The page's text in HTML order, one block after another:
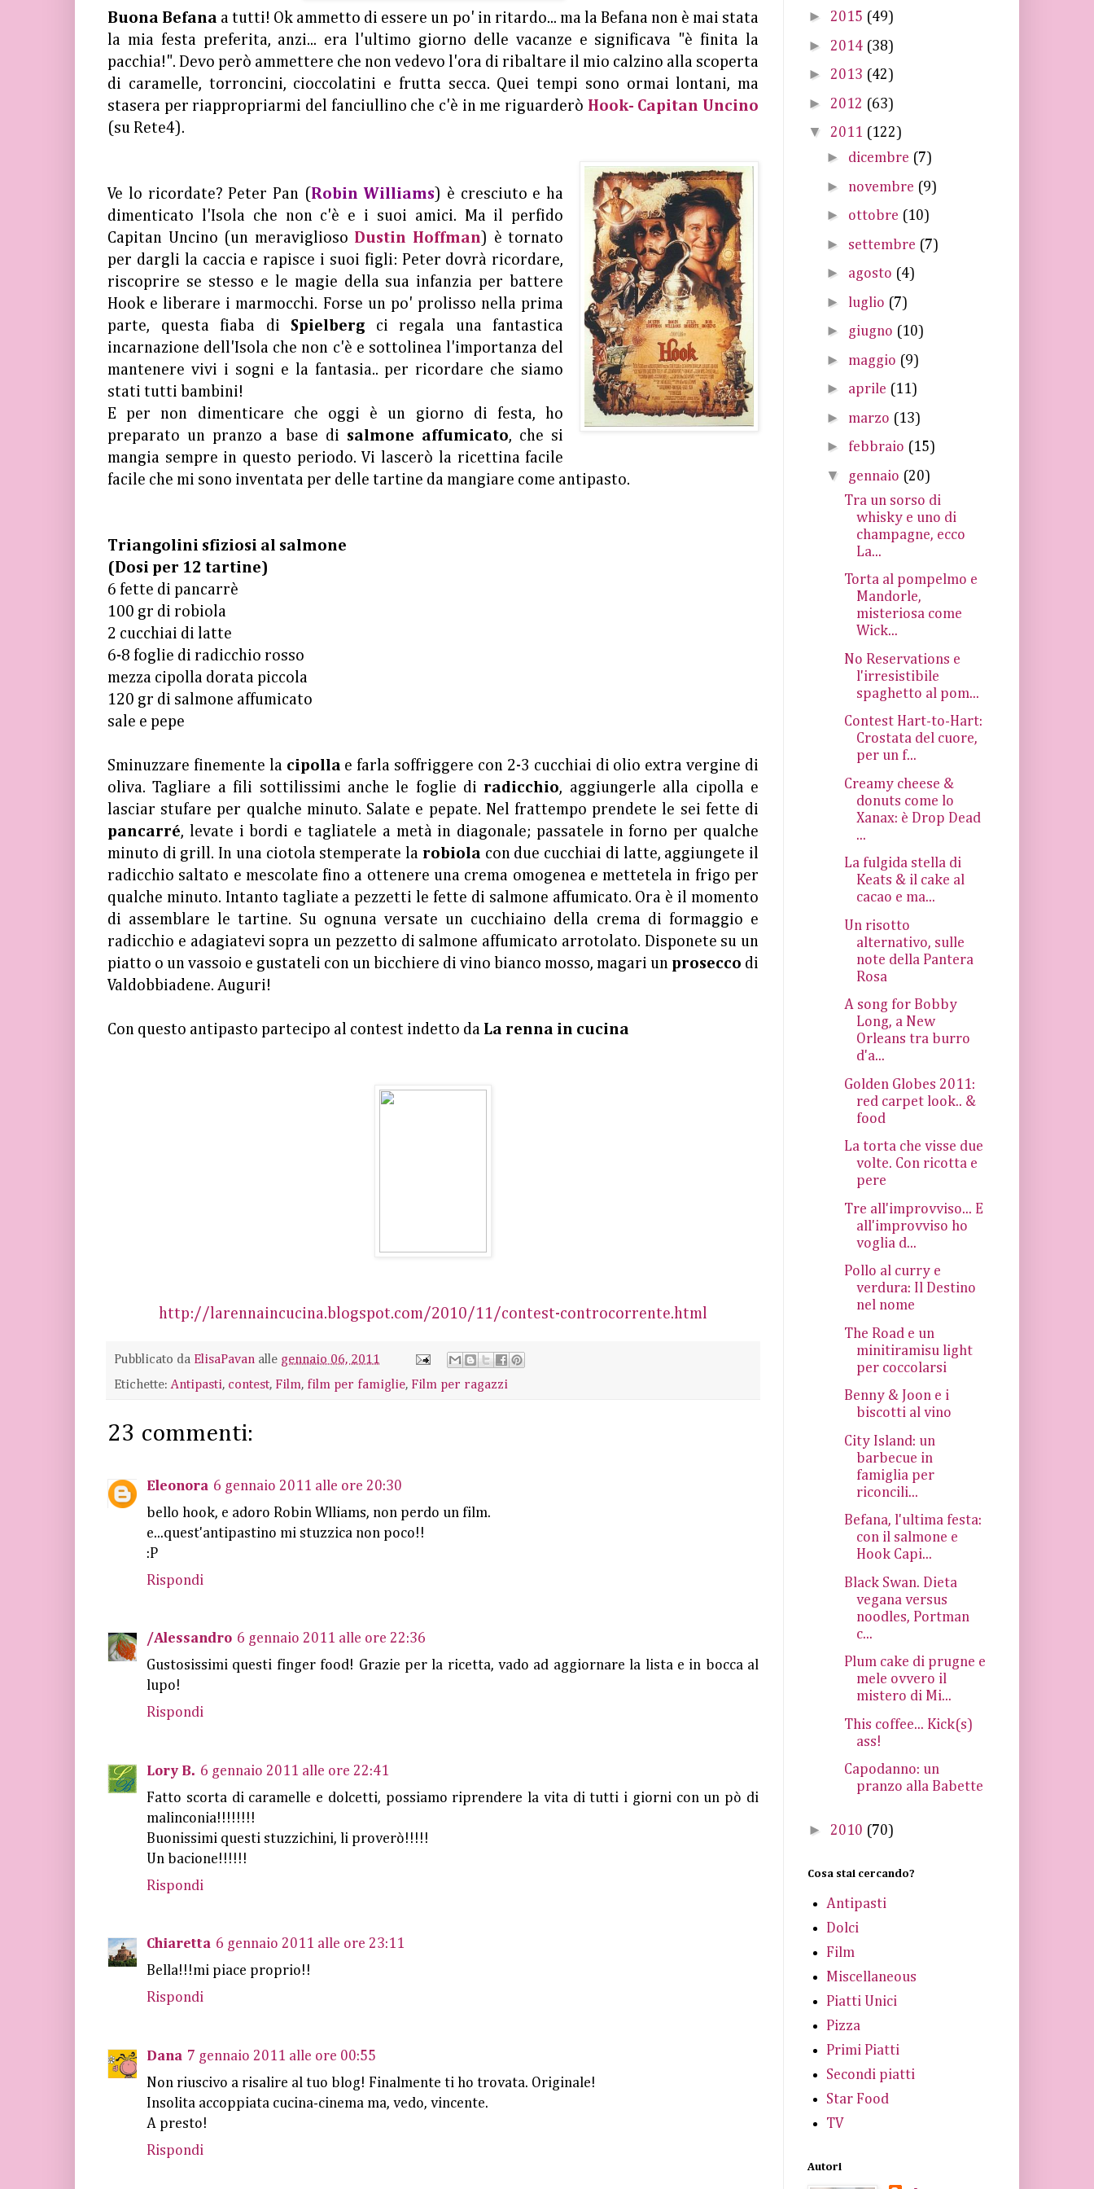
Buona Befana a tutti! Ok ammetto di essere un po' in ritardo... ma la Befana non è mai stata
la mia festa preferita, anzi... era l'ultimo giorno delle vacanze e significava "è finita la
pacchia!". Devo però ammettere che non vedevo l'ora di ribaltare il mio calzino alla scoperta
di caramelle, torroncini, cioccolatini e frutta secca. Quei tempi sono ormai lontani, ma
stasera per riappropriarmi del fanciullino che c'è in me riguarderò Hook- Capitan Uncino
(su Rete4).
Ve lo ricordate? Peter Pan ( Robin Williams ) è cresciuto e ha
dimenticato l'Isola che non c'è e i suoi amici. Ma il perfido
Capitan Uncino (un meraviglioso
Dustin Hoffman ) è tornato
per dargli la caccia e rapisce i suoi figli: Peter dovrà ricordare,
riscoprire se stesso e le magie della sua infanzia per battere
Hook e liberare i marmocchi. Forse un po' prolisso nella prima
parte, questa fiaba di Spielberg ci regala una fantastica
incarnazione dell'Isola che non c'è e sottolinea l'importanza del
mantenere vivi i sogni e la fantasia.. per ricordare che siamo
stati tutti bambini!
E per non dimenticare che oggi è un giorno di festa, ho
preparato un pranzo a base di salmone affumicato, che si
mangia sempre in questo periodo. Vi lascerò la ricettina facile
facile che mi sono inventata per delle tartine da mangiare come antipasto.
Triangolini sfiziosi al salmone
(Dosi per 12 tartine)
6 fette di pancarrè
100 gr di robiola
2 cucchiai di latte
6-8 foglie di radicchio rosso
mezza cipolla dorata piccola
120 gr di salmone affumicato
sale e pepe
Sminuzzare finemente la cipolla e farla soffriggere con 2-3 cucchiai di olio extra vergine di
oliva. Tagliare a fili sottilissimi anche le foglie di radicchio, aggiungerle alla cipolla e
lasciar stufare per qualche minuto. Salate e pepate. Nel frattempo prendete le sei fette di
pancarré, levate i bordi e tagliatele a metà in diagonale; passatele in forno per qualche
minuto di grill. In una ciotola stemperate la robiola con due cucchiai di latte, aggiungete il
radicchio saltato e mescolate fino a ottenere una crema omogenea e mettetela in frigo per
qualche minuto. Intanto tagliate a pezzetti le fette di salmone affumicato. Ora è il momento
di assemblare le tartine. Su ognuna versate un cucchiaino della crema di formaggio e
radicchio e adagiatevi sopra un pezzetto di salmone affumicato arrotolato. Disponete su un
piatto o un vassoio e gustateli con un bicchiere di vino bianco mosso, magari un prosecco di
Valdobbiadene. Auguri!
Con questo antipasto partecipo al contest indetto da La renna in cucina
http://larennaincucina.blogspot.com/2010/11/contest-controcorrente.html
Pubblicato da ElisaPavan alle gennaio 06, 2011
Etichette:Antipasti, contest, Film, film per famiglie, Film per ragazzi
23 commenti:
Eleonora 6 gennaio 2011 alle ore 20:30
bello hook, e adoro Robin Wlliams, non perdo un film.
e...quest'antipastino mi stuzzica non poco!!
:P
Rispondi
/Alessandro 6 gennaio 2011 alle ore 22:36
Gustosissimi questi finger food! Grazie per la ricetta, vado ad aggiornare la lista e in bocca al
lupo!
Rispondi
Lory B. 6 gennaio 2011 alle ore 22:41
Fatto scorta di caramelle e dolcetti, possiamo riprendere la vita di tutti i giorni con un pò di
malinconia!!!!!!!!
Buonissimi questi stuzzichini, li proverò!!!!!
Un bacione!!!!!!
Rispondi
Chiaretta 6 gennaio 2011 alle ore 23:11
Bella!!!mi piace proprio!!
Rispondi
Dana 7 gennaio 2011 alle ore 00:55
Non riuscivo a risalire al tuo blog! Finalmente ti ho trovata. Originale!
Insolita accoppiata cucina-cinema ma, vedo, vincente.
A presto!
Rispondi
► 2015 (49)
► 2014 (38)
► 2013 (42)
► 2012 (63)
▼ 2011 (122)
► dicembre (7)
► novembre (9)
► ottobre (10)
► settembre (7)
► agosto (4)
► luglio (7)
► giugno (10)
► maggio (9)
► aprile (11)
► marzo (13)
► febbraio (15)
▼ gennaio (20)
Tra un sorso di
whisky e uno di
champagne, ecco
La...
Torta al pompelmo e
Mandorle,
misteriosa come
Wick...
No Reservations e
l'irresistibile
spaghetto al pom...
Contest Hart-to-Hart:
Crostata del cuore,
per un f...
Creamy cheese &
donuts come lo
Xanax: è Drop Dead
...
La fulgida stella di
Keats & il cake al
cacao e ma...
Un risotto
alternativo, sulle
note della Pantera
Rosa
A song for Bobby
Long, a New
Orleans tra burro
d'a...
Golden Globes 2011:
red carpet look.. &
food
La torta che visse due
volte. Con ricotta e
pere
Tre all'improvviso... E
all'improvviso ho
voglia d...
Pollo al curry e
verdura: Il Destino
nel nome
The Road e un
minitiramisu light
per coccolarsi
Benny & Joon e i
biscotti al vino
City Island: un
barbecue in
famiglia per
riconcili...
Befana, l'ultima festa:
con il salmone e
Hook Capi...
Black Swan. Dieta
vegana versus
noodles, Portman
c...
Plum cake di prugne e
mele ovvero il
mistero di Mi...
This coffee... Kick(s)
ass!
Capodanno: un
pranzo alla Babette
► 2010 (70)
Cosa stai cercando?
Antipasti
Dolci
Film
Miscellaneous
Piatti Unici
Pizza
Primi Piatti
Secondi piatti
Star Food
TV
Autori